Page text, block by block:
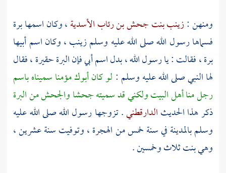
ومنهن :زينب بنت جحش بن رئاب الأسدية، وكان اسمهابرة
فسماها رسول الله صلى الله عليه وسلمزينب، وكان اسم أبيها
برة، فقالت : يا رسول الله ، بدل اسم أبي فإن البرة حقيرة ، فقال
لها النبي صلى الله عليه وسلم : لو كان أبوك مؤمنا سميناه باسم
رجل منا أهل البيت ولكني قد سميتهجحشاوالجحش من البرة
ذكر هذا الحديثالدارقطني. تزوجها رسول الله صلى الله عليه
وسلمبالمدينةفي سنة خمس من الهجرة ، وتوفيت سنة عشرين ،
وهي بنت ثلاث وخمسين .